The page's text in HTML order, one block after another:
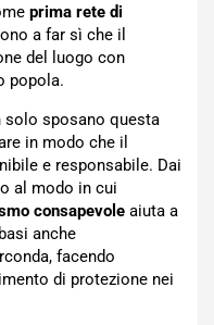
prima rete di
a far sì che il
del luogo con
popola.
solo sposano questa
in modo che il
e responsabile. Dai
al modo in cui
consapevole aiuta a
anche
facendo
di protezione nei